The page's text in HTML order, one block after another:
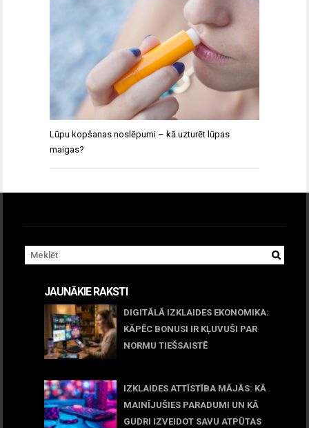
Lūpu kopšanas noslēpumi – kā uzturēt lūpas
maigas?
JAUNĀKIE RAKSTI
DIGITĀLĀ IZKLAIDES EKONOMIKA:
KĀPĒC BONUSI IR KĻUVUŠI PAR
NORMU TIEŠSAISTĒ
IZKLAIDES ATTĪSTĪBA MĀJĀS: KĀ
MAINĪJUŠIES PARADUMI UN KĀ
GUDRI IZVEIDOT SAVU ATPŪTAS